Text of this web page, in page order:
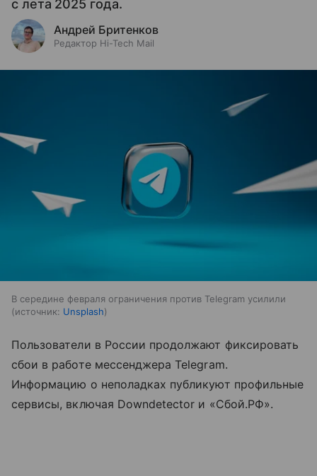
с лета 2025 года.
Андрей Бритенков
Редактор Hi-Tech Mail
В середине февраля ограничения против Telegram усилили
источник: Unsplash
Пользователи в России продолжают фиксировать
сбои в работе мессенджера Telegram.
Информацию о неполадках публикуют профильные
сервисы, включая Downdetector и «Сбой.РФ».